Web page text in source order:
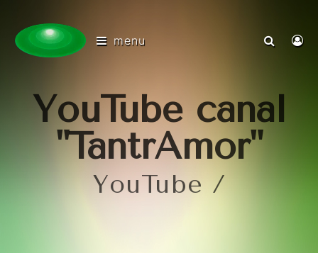
menu
YouTube canal
"TantrAmor"
YouTube /